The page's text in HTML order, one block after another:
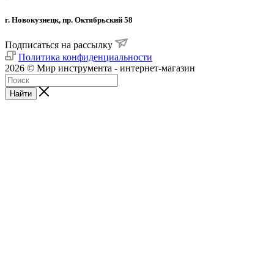
г. Новокузнецк, пр. Октябрьский 58
Подписаться на рассылку
Политика конфиденциальности
2026 © Мир инструмента - интернет-магазин
Найти